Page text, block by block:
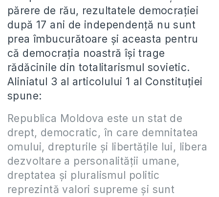
părere de rău, rezultatele democraţiei
după 17 ani de independenţă nu sunt
prea îmbucurătoare şi aceasta pentru
că democraţia noastră îşi trage
rădăcinile din totalitarismul sovietic.
Aliniatul 3 al articolului 1 al Constituţiei
spune:
Republica Moldova este un stat de
drept, democratic, în care demnitatea
omului, drepturile şi libertăţile lui, libera
dezvoltare a personalităţii umane,
dreptatea şi pluralismul politic
reprezintă valori supreme şi sunt